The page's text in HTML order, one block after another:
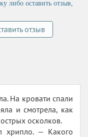
либо оставить отзыв,
отзыв
На кровати спали
и смотрела, как
осколков.
хрипло. — Какого